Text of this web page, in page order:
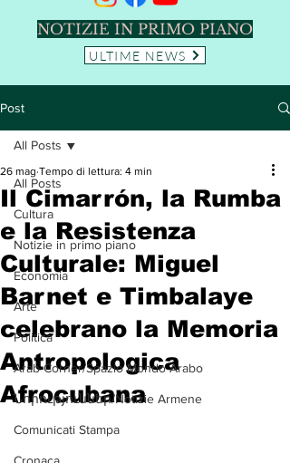
NOTIZIE IN PRIMO PIANO
ULTIME NEWS
Post
All Posts
Cultura
Notizie in primo piano
Economia
Arte
Politica
Arab Corner/Spazio Mondo Arabo
Նորություններ/Notizie Armene
Comunicati Stampa
All Posts
Il Cimarrón, la Rumba
e la Resistenza
Culturale: Miguel
Barnet e Timbalaye
celebrano la Memoria
Antropologica
Afrocubana
26 mag Tempo di lettura: 4 min